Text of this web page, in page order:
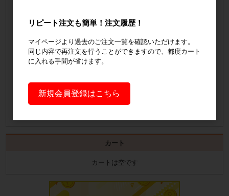
会員登録はこちら
見積書の発行手順についてご案内
見積書発行手順について
納品書の発行手順についてご案内
カート
カートは空です
リピート注文も簡単！注文履歴！
マイページより過去のご注文一覧を確認いただけます。
同じ内容で再注文を行うことができますので、都度カート
に入れる手間が省けます。
新規会員登録はこちら